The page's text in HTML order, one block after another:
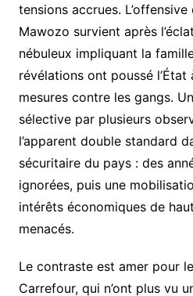
tensions accrues.
Mawozo survient après
nébuleux impliquant la
révélations ont poussé
mesures contre les gangs.
sélective par plusieurs
l’apparent double standard
sécuritaire du pays : des
ignorées, puis une
intérêts économiques de
menacés.
Le contraste est amer pour
Carrefour, qui n’ont plus vu